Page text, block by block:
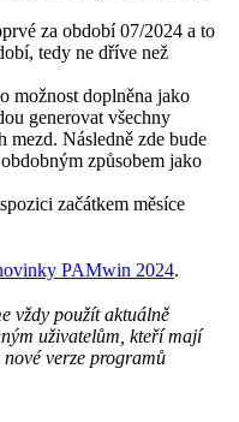
za období 07/2024 a to
tedy ne dříve než
možnost doplněna jako
generovat všechny
mezd. Následně zde bude
způsobem jako
začátkem měsíce
PAMwin 2024.
vždy použít aktuálně
uživatelům, kteří mají
verze programů